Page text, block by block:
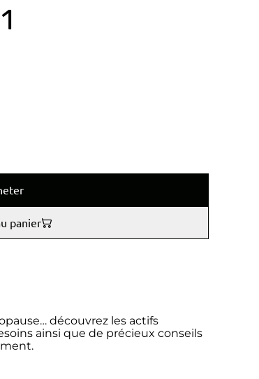
panier
découvrez les actifs
ainsi que de précieux conseils